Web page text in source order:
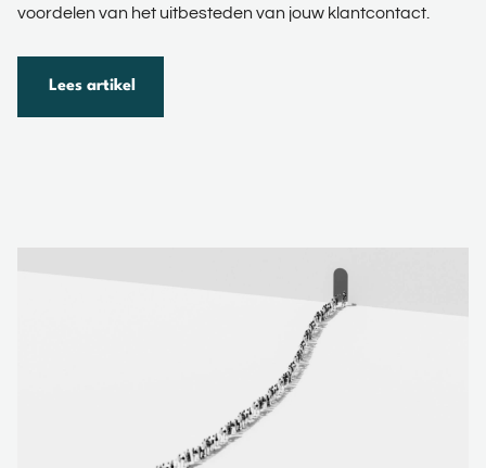
voordelen van het uitbesteden van jouw klantcontact.
Lees artikel